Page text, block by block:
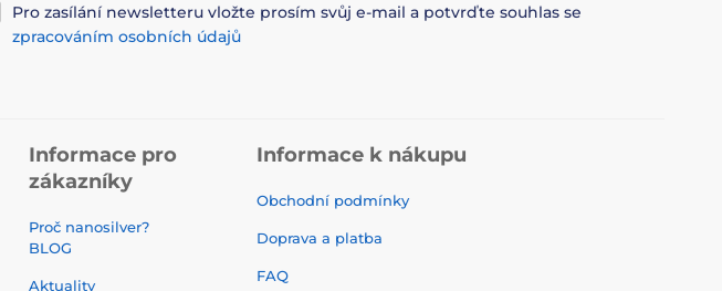
Pro zasílání newsletteru vložte prosím svůj e-mail a potvrďte souhlas se
zpracováním osobních údajů
Informace pro
zákazníky
Proč nanosilver?
BLOG
Aktuality
Informace k nákupu
Obchodní podmínky
Doprava a platba
FAQ